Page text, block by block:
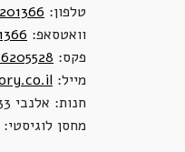
טלפון:
וואטסאפ:
פקס:
מייל:
חנות: אלנבי 33 תל אביב
מחסן לוגיסטי: